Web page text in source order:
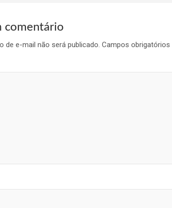
comentário
de e-mail não será publicado. Campos